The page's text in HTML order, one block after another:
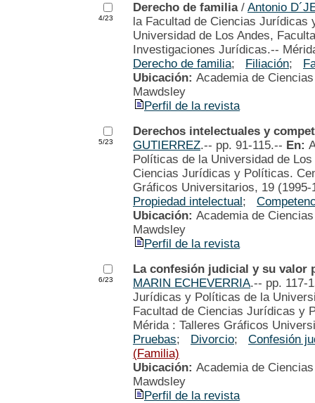
4/23
Derecho de familia/ Antonio
la Facultad de Ciencias Jurídicas
Universidad de Los Andes,
Investigaciones Jurídicas.--
Derecho de familia; Filiación;
Ubicación: Academia de
Mawdsley
Perfil de la revista
5/23
Derechos intelectuales y
GUTIERREZ.-- pp. 91-115.-- En:
Políticas de la Universidad de
Ciencias Jurídicas y Políticas.
Gráficos Universitarios, 19 (1995-
Propiedad intelectual;
Ubicación: Academia de
Mawdsley
Perfil de la revista
6/23
La confesión judicial y su
MARIN ECHEVERRIA.-- pp. 117-
Jurídicas y Políticas de la
Facultad de Ciencias Jurídicas y
Mérida : Talleres Gráficos
Pruebas; Divorcio; Confesión
(Familia)
Ubicación: Academia de
Mawdsley
Perfil de la revista